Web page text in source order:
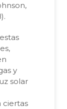
y
solar
ciertas